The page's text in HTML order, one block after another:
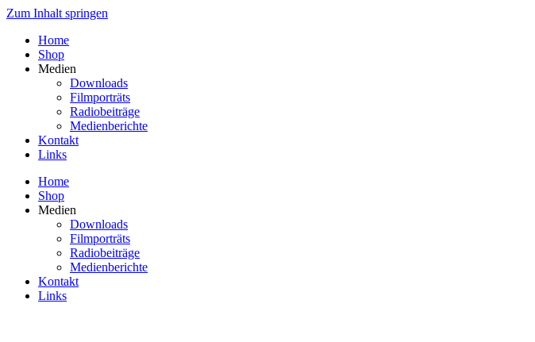
Zum Inhalt springen
Home
Shop
Medien
Downloads
Filmporträts
Radiobeiträge
Medienberichte
Kontakt
Links
Home
Shop
Medien
Downloads
Filmporträts
Radiobeiträge
Medienberichte
Kontakt
Links